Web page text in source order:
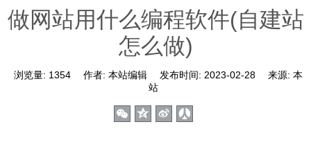
做网站用什么编程软件(自建站
怎么做)
浏览量: 1354 作者: 本站编辑 发布时间: 2023-02-28 来源: 本
站